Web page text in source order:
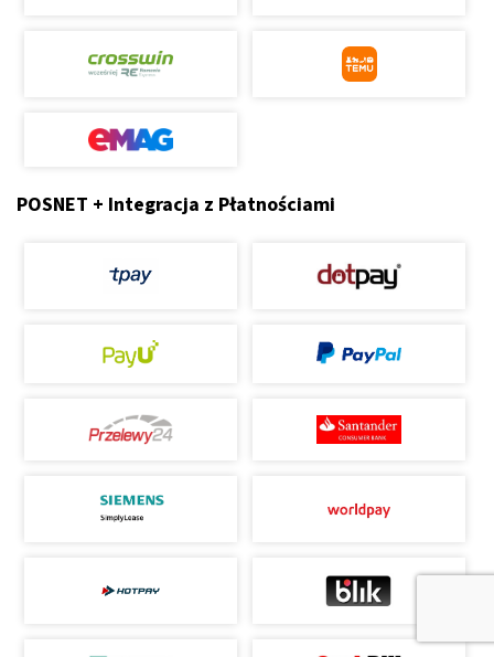
POSNET + Integracja z Płatnościami